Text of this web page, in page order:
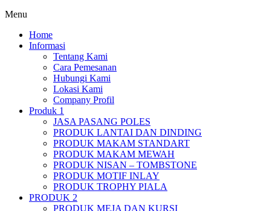
Menu
Home
Informasi
Tentang Kami
Cara Pemesanan
Hubungi Kami
Lokasi Kami
Company Profil
Produk 1
JASA PASANG POLES
PRODUK LANTAI DAN DINDING
PRODUK MAKAM STANDART
PRODUK MAKAM MEWAH
PRODUK NISAN – TOMBSTONE
PRODUK MOTIF INLAY
PRODUK TROPHY PIALA
PRODUK 2
PRODUK MEJA DAN KURSI